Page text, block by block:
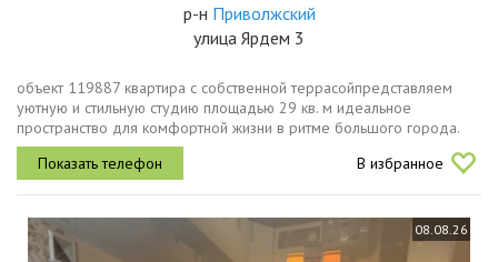
р-н Приволжский
улица Ярдем 3
объект 119887 квартира с собственной террасойпредставляем
уютную и стильную студию площадью 29 кв. м идеальное
пространство для комфортной жизни в ритме большого города.
главная фишка квартиры панорамные окна их здесь три, и они
наполняют комнату...
В избранное
08.08.26